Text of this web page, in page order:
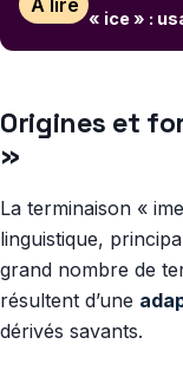
À lire
« ice » :
Origines et
»
La terminaison «
linguistique,
grand nombre de
résultent d’une
dérivés savants.